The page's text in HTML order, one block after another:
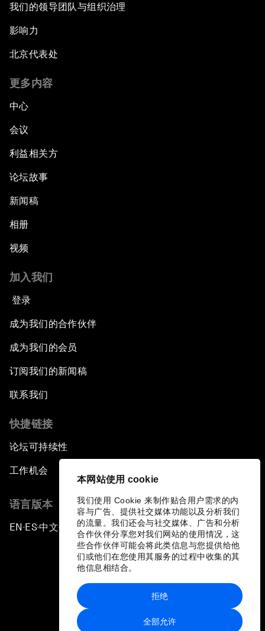
本网站使用 cookie
我们使用 Cookie 来制作贴合用户需求的内
容与广告、提供社交媒体功能以及分析我们
的流量。我们还会与社交媒体、广告和分析
合作伙伴分享您对我们网站的使用情况，这
些合作伙伴可能会将此类信息与您提供给他
们或他们在您使用其服务的过程中收集的其
他信息相结合。
全部允许
拒绝
我们的领导团队与组织治理
影响力
北京代表处
更多内容
中心
会议
利益相关方
论坛故事
新闻稿
相册
视频
加入我们
登录
成为我们的合作伙伴
成为我们的会员
订阅我们的新闻稿
联系我们
快捷链接
论坛可持续性
工作机会
语言版本
EN ▪ES▪中文▪ 日本語
站点地图